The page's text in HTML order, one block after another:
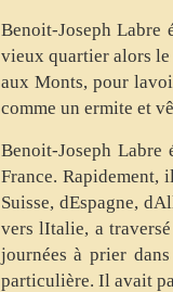
Benoit-Joseph Labre
vieux quartier alors le
aux Monts, pour
comme un ermite et
Benoit-Joseph
France. Rapidement,
Suisse, dEspagne,
vers lItalie, a
journées à prier
particulière. Il avait